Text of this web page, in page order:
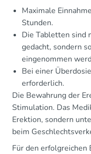
Maximale
Stunden.
Die Tabletten sind
gedacht, sondern
eingenommen
Bei einer
erforderlich.
Die Bewahrung der
Stimulation. Das
Erektion, sondern
beim
Für den erfolgreichen